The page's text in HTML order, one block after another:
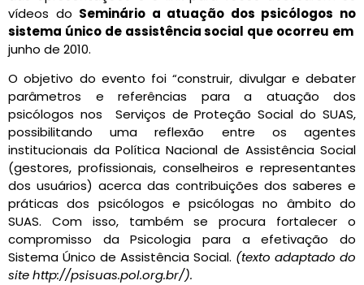
vídeos do Seminário a atuação dos psicólogos no
sistema único de assistência social que ocorreu em
junho de 2010.
O objetivo do evento foi “construir, divulgar e debater
parâmetros e referências para a atuação dos
psicólogos nos Serviços de Proteção Social do SUAS,
possibilitando uma reflexão entre os agentes
institucionais da Política Nacional de Assistência Social
(gestores, profissionais, conselheiros e representantes
dos usuários) acerca das contribuições dos saberes e
práticas dos psicólogos e psicólogas no âmbito do
SUAS. Com isso, também se procura fortalecer o
compromisso da Psicologia para a efetivação do
Sistema Único de Assistência Social. (texto adaptado do
site http://psisuas.pol.org.br/).